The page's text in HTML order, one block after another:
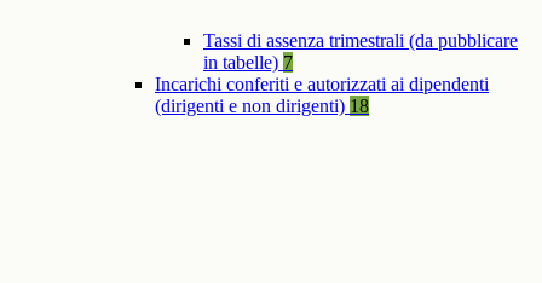
Tassi di assenza trimestrali (da pubblicare
in tabelle) 7
Incarichi conferiti e autorizzati ai dipendenti
(dirigenti e non dirigenti) 18